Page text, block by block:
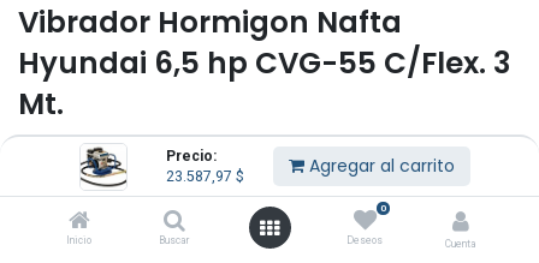
Precio:
23.587,97 $ Agregar al carrito
Inicio Buscar
0
Deseos Cuenta
Vibrador Hormigon Nafta
Hyundai 6,5 hp CVG-55 C/Flex. 3
Mt.
(0 reseña)
Vibrador hormigón nafta Hyundai 6,5 HP CVG-55.
Motor Hyundai 4 tiempos 6,5 HP.
Conector rápido con chaveta.
Facturar 1-HYCVG55+CV-38-3.